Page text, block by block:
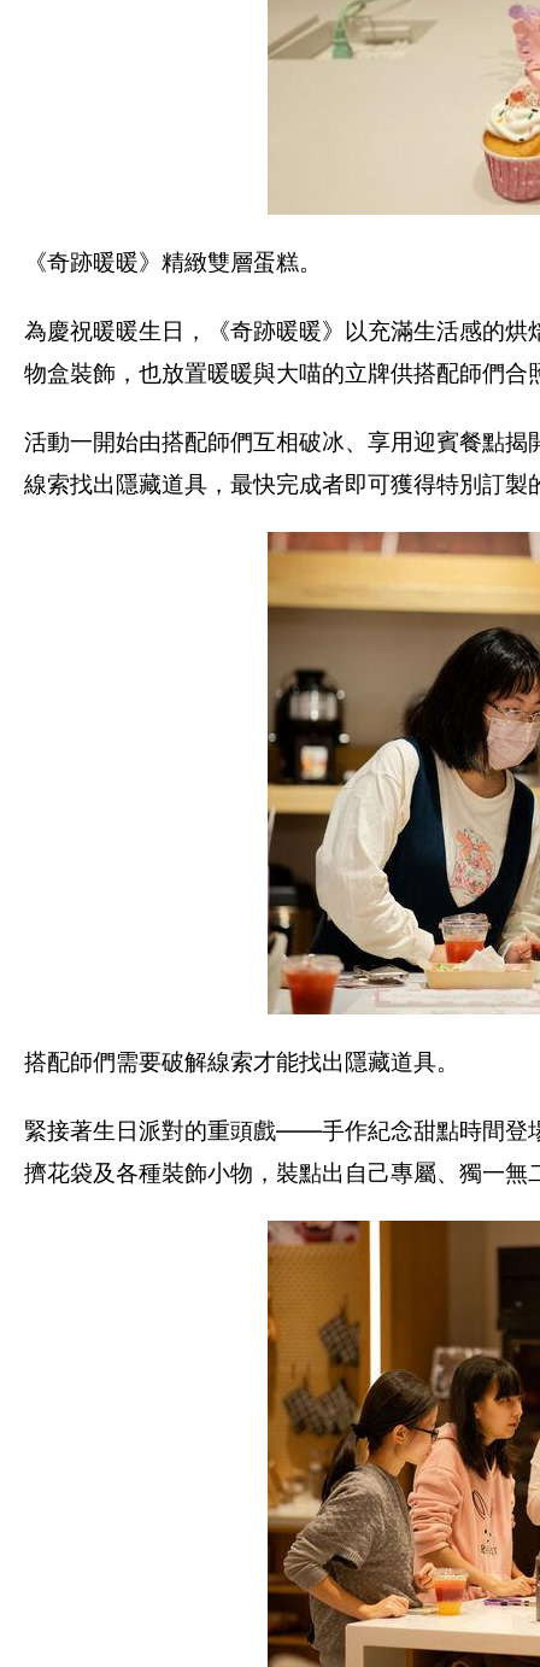
《奇跡暖暖》精緻雙層蛋糕。
為慶祝暖暖生日，《奇跡暖暖》以充滿生活感的
物盒裝飾，也放置暖暖與大喵的立牌供搭配師們合
活動一開始由搭配師們互相破冰、享用迎賓餐點
線索找出隱藏道具，最快完成者即可獲得特別訂
搭配師們需要破解線索才能找出隱藏道具。
緊接著生日派對的重頭戲——手作紀念甜點時間登
擠花袋及各種裝飾小物，裝點出自己專屬、獨一